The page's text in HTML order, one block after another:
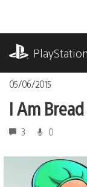
contenu
PlayStation
05/06/2015
I Am
3 0